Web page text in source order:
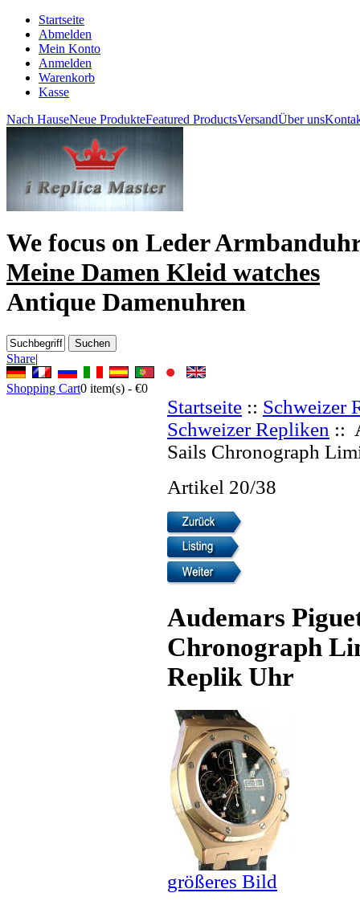
Startseite
Abmelden
Mein Konto
Anmelden
Warenkorb
Kasse
Nach HauseNeue ProdukteFeatured ProductsVersandÜber uns
We focus on Leder
Meine Damen Kleid watches
Antique Damenuhren
Share|
Shopping Cart0 item(s) - €0
Startseite :: Schweizer
Schweizer Repliken ::
Sails Chronograph
Artikel 20/38
Audemars
Chronograph
Replik Uhr
größeres Bild